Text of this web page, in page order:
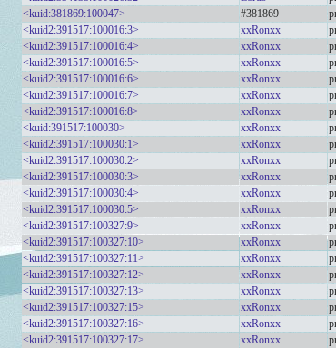
<kuid:381869:100047>
#381869
<kuid2:391517:100016:3>
xxRonxx
<kuid2:391517:100016:4>
xxRonxx
<kuid2:391517:100016:5>
xxRonxx
<kuid2:391517:100016:6>
xxRonxx
<kuid2:391517:100016:7>
xxRonxx
<kuid2:391517:100016:8>
xxRonxx
<kuid:391517:100030>
xxRonxx
<kuid2:391517:100030:1>
xxRonxx
<kuid2:391517:100030:2>
xxRonxx
<kuid2:391517:100030:3>
xxRonxx
<kuid2:391517:100030:4>
xxRonxx
<kuid2:391517:100030:5>
xxRonxx
<kuid2:391517:100327:9>
xxRonxx
<kuid2:391517:100327:10>
xxRonxx
<kuid2:391517:100327:11>
xxRonxx
<kuid2:391517:100327:12>
xxRonxx
<kuid2:391517:100327:13>
xxRonxx
<kuid2:391517:100327:15>
xxRonxx
<kuid2:391517:100327:16>
xxRonxx
<kuid2:391517:100327:17>
xxRonxx